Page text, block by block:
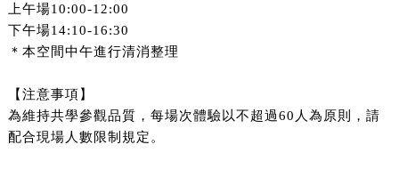
上午場10:00-12:00
下午場14:10-16:30
＊本空間中午進行清消整理
【注意事項】
為維持共學參觀品質，每場次體驗以不超過60人為原則，請
配合現場人數限制規定。